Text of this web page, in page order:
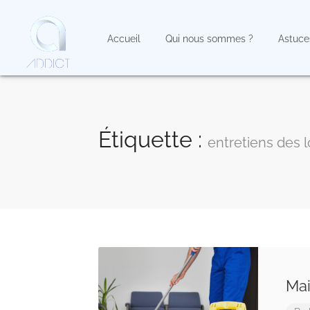
Accueil Qui nous sommes ?
Étiquette : entretiens des